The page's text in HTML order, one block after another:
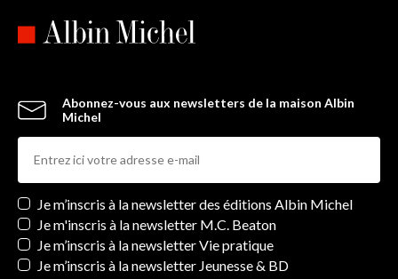
Abonnez-vous aux newsletters de la maison Albin
Michel
Newsletters
Je m’inscris à la newsletter des éditions Albin Michel
Je m'inscris à la newsletter M.C. Beaton
Je m’inscris à la newsletter Vie pratique
Je m’inscris à la newsletter Jeunesse & BD